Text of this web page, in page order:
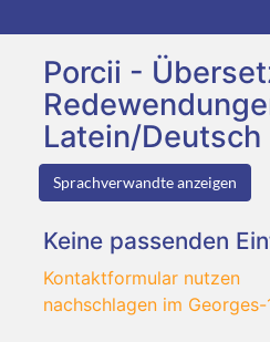
Porcii -
Latein/Deutsch
Sprachverwandte anzeigen
Keine passenden
Kontaktformular nutzen
nachschlagen im Georges-